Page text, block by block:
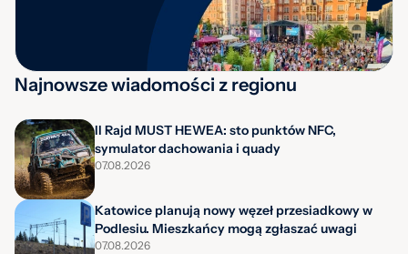
Najnowsze wiadomości z regionu
II Rajd MUST HEWEA: sto punktów NFC,
symulator dachowania i quady
07.08.2026
Katowice planują nowy węzeł przesiadkowy w
Podlesiu. Mieszkańcy mogą zgłaszać uwagi
07.08.2026